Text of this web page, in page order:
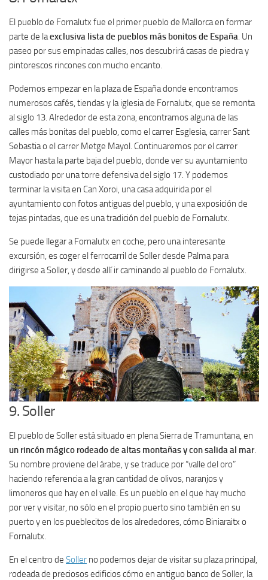
El pueblo de Fornalutx fue el primer pueblo de Mallorca en formar
parte de laexclusiva lista de pueblos más bonitos de España . Un
paseo por sus empinadas calles, nos descubrirá casas de piedra y
pintorescos rincones con mucho encanto.
Podemos empezar en la plaza de España donde encontramos
numerosos cafés, tiendas y la iglesia de Fornalutx, que se remonta
al siglo 13. Alrededor de esta zona, encontramos alguna de las
calles más bonitas del pueblo, como el carrer Esglesia, carrer Sant
Sebastia o el carrer Metge Mayol. Continuaremos por el carrer
Mayor hasta la parte baja del pueblo, donde ver su ayuntamiento
custodiado por una torre defensiva del siglo 17. Y podemos
terminar la visita en Can Xoroi, una casa adquirida por el
ayuntamiento con fotos antiguas del pueblo, y una exposición de
tejas pintadas, que es una tradición del pueblo de Fornalutx.
Se puede llegar a Fornalutx en coche, pero una interesante
excursión, es coger el ferrocarril de Soller desde Palma para
dirigirse a Soller, y desde allí ir caminando al pueblo de Fornalutx.
9. Soller
El pueblo de Soller está situado en plena Sierra de Tramuntana, en
un rincón mágico rodeado de altas montañas y con salida al mar.
Su nombre proviene del árabe, y se traduce por “valle del oro”
haciendo referencia a la gran cantidad de olivos, naranjos y
limoneros que hay en el valle. Es un pueblo en el que hay mucho
por ver y visitar, no sólo en el propio puerto sino también en su
puerto y en los pueblecitos de los alrededores, cómo Biniaraitx o
Fornalutx.
En el centro de Soller no podemos dejar de visitar su plaza principal,
rodeada de preciosos edificios cómo en antiguo banco de Soller, la